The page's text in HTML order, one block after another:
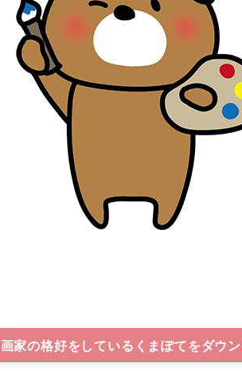
画家の格好をしているくまぽて